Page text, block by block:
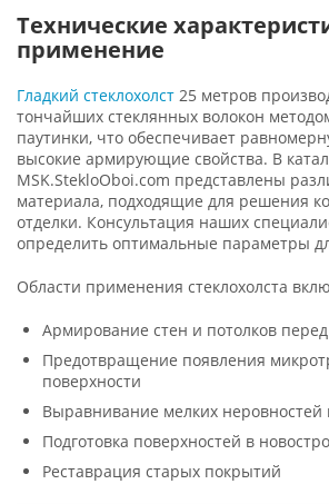
Технические
применение
Гладкий стеклохолст 25 метров
тончайших стеклянных волокон
паутинки, что обеспечивает
высокие армирующие свойства. В
MSK.StekloOboi.com представлены
материала, подходящие для решения
отделки. Консультация наших
определить оптимальные параметры
Области применения стеклохолста
Армирование стен и потолков
Предотвращение появления
поверхности
Выравнивание мелких неровностей
Подготовка поверхностей в
Реставрация старых покрытий